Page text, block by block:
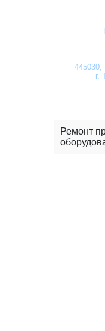
445030,
г.
Ремонт